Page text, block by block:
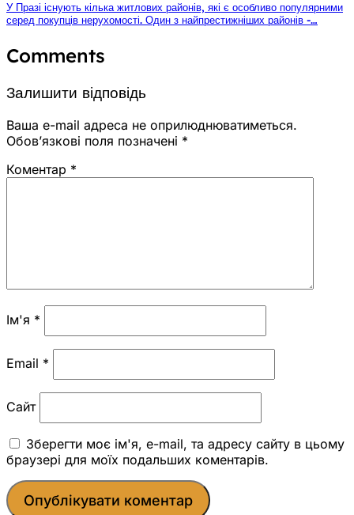
У Празі існують кілька житлових районів, які є особливо популярними
серед покупців нерухомості. Один з найпрестижніших районів -…
Comments
Залишити відповідь
Ваша e-mail адреса не оприлюднюватиметься.
Обов’язкові поля позначені *
Коментар *
Ім'я *
Email *
Сайт
Зберегти моє ім'я, e-mail, та адресу сайту в цьому
браузері для моїх подальших коментарів.